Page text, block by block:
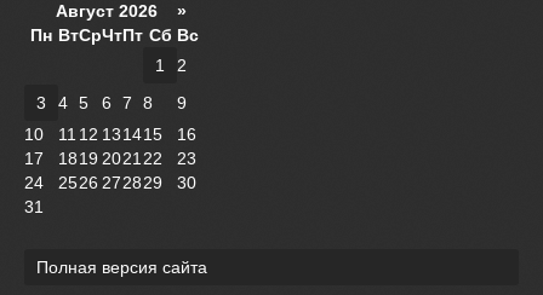
Август 2026 »
Пн ВтСрЧтПт Сб Вс
1
2
3
4 5 6 7 8
9
10
11 12 131415
16
17
1819 2021 22
23
24
2526 272829
30
31
Полная версия сайта